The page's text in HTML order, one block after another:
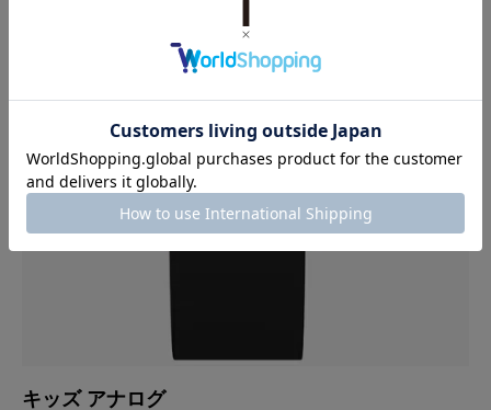
キッズ アナログ